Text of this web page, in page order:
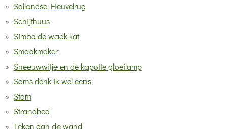
Sallandse Heuvelrug
Schijthuus
Simba de waak kat
Smaakmaker
Sneeuwwitje en de kapotte gloeilamp
Soms denk ik wel eens
Stom
Strandbed
Teken aan de wand